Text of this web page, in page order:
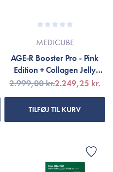
MEDICUBE
AGE-R Booster Pro - Pink
Edition + Collagen Jelly
Cream 50 ml.
2.999,00 kr.2.249,25 kr.
TILFØJ TIL KURV